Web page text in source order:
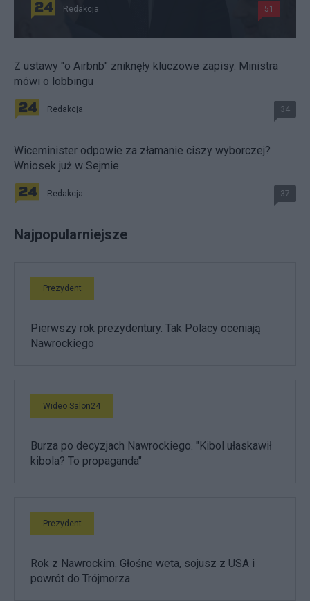
Redakcja 51
Z ustawy "o Airbnb" zniknęły kluczowe zapisy. Ministra
mówi o lobbingu
Redakcja 34
Wiceminister odpowie za złamanie ciszy wyborczej?
Wniosek już w Sejmie
Redakcja 37
Najpopularniejsze
Prezydent
Pierwszy rok prezydentury. Tak Polacy oceniają
Nawrockiego
Wideo Salon24
Burza po decyzjach Nawrockiego. "Kibol ułaskawił
kibola? To propaganda"
Prezydent
Rok z Nawrockim. Głośne weta, sojusz z USA i
powrót do Trójmorza